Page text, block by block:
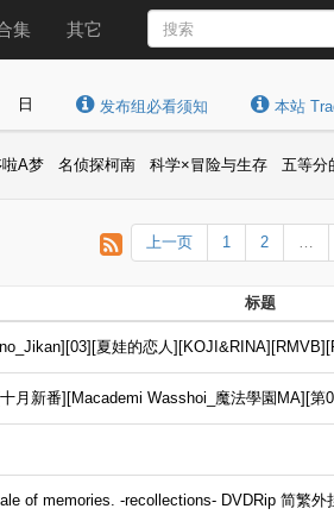
集 其它
日 发布组必看须知 本站
A梦 名侦探柯南 科学×冒险与生存 五等分
上一页 1 2 …
标题
夏娃的恋人
月新番][Macademi Wasshoi_魔法學園MA][第
of memories. -recollections- DVDRip 简繁外